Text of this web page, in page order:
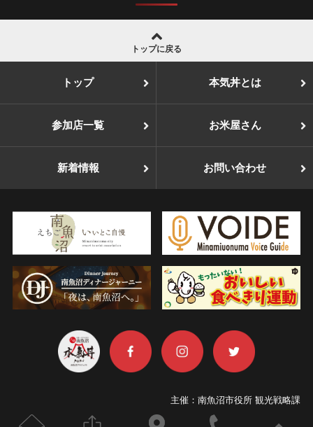
トップに戻る
トップ 本気丼とは
参加店一覧 お米屋さん
新着情報 お問い合わせ
主催：南魚沼市役所 観光戦略課
ホーム このページをシェアする
お店の場所